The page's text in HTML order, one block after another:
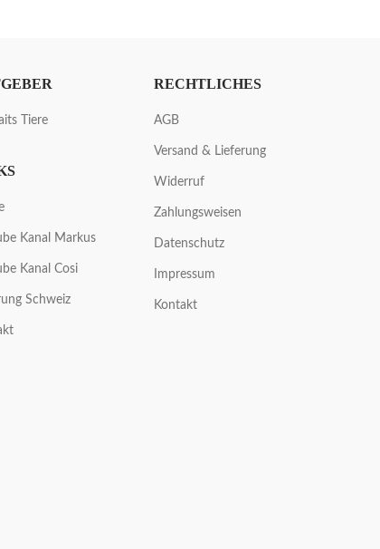
Tiere
Kanal Markus
Kanal Cosi
Schweiz
RECHTLICHES
AGB
Versand & Lieferung
Widerruf
Zahlungsweisen
Datenschutz
Impressum
Kontakt